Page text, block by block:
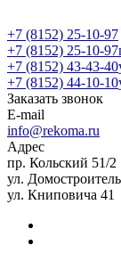
+7 (8152) 25-10-97
+7 (8152) 25-10-97
+7 (8152) 43-43-40
+7 (8152) 44-10-10
Заказать звонок
E-mail
info@rekoma.ru
Адрес
пр. Кольский 51/2
ул.
ул. Книповича 41